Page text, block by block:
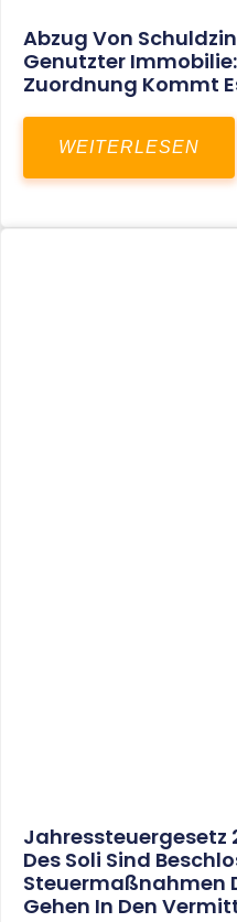
Abzug Von
Genutzter
Zuordnung Kommt
WEITERLESEN
Jahressteuergesetz
Des Soli Sind
Steuermaßnahmen
Gehen In Den